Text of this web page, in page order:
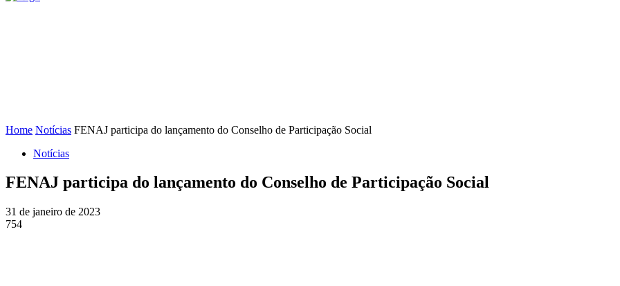
Home Notícias FENAJ participa do lançamento do Conselho de Participação Social
Notícias
FENAJ participa do lançamento do Conselho de Participação Social
31 de janeiro de 2023
754